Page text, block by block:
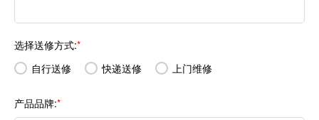
选择送修方式:*
自行送修
快递送修 上门维修
产品品牌:*